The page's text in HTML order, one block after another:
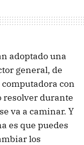
adoptado una
general, de
con
resolver durante
va a caminar. Y
es que puedes
los